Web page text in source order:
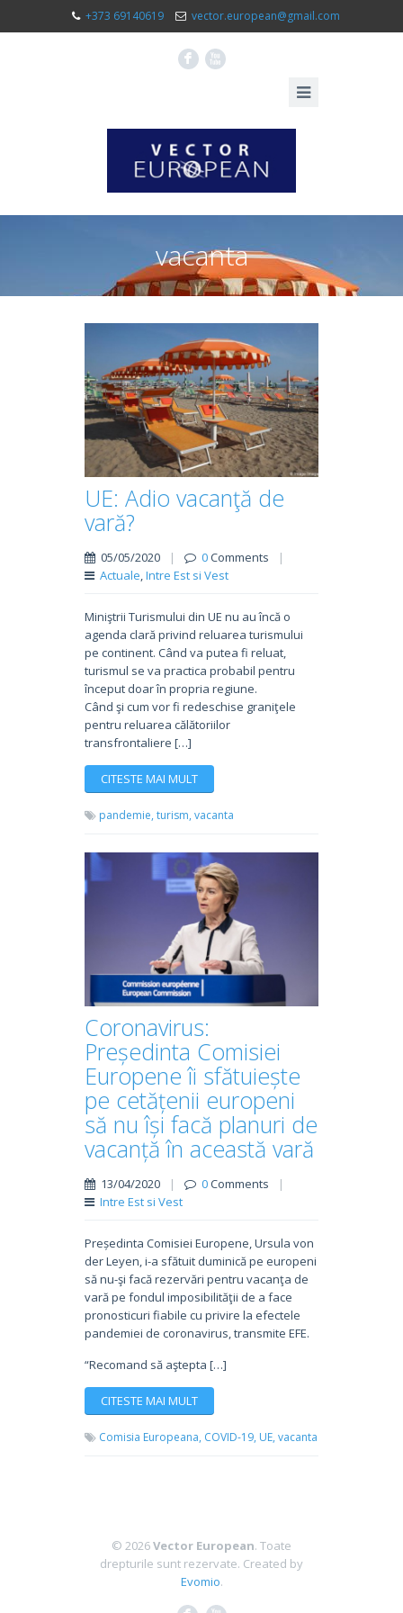
+373 69140619 vector.european@gmail.com
F X
vacanta
UE: Adio vacanţă de
vară?
05/05/2020 | 0Comments
|
Actuale,Intre Est si Vest
Miniştrii Turismului din UE nu au încă o
agenda clară privind reluarea turismului
pe continent. Când va putea fi reluat,
turismul se va practica probabil pentru
început doar în propria regiune.
Când şi cum vor fi redeschise graniţele
pentru reluarea călătoriilor
transfrontaliere […]
CITESTE MAI MULT
pandemie, turism, vacanta
Coronavirus:
Președinta Comisiei
Europene îi sfătuiește
pe cetățenii europeni
să nu își facă planuri de
vacanță în această vară
13/04/2020 | 0Comments
|
Intre Est si Vest
Președinta Comisiei Europene, Ursula von
der Leyen, i-a sfătuit duminică pe europeni
să nu-şi facă rezervări pentru vacanţa de
vară pe fondul imposibilităţii de a face
pronosticuri fiabile cu privire la efectele
pandemiei de coronavirus, transmite EFE.
“Recomand să aştepta […]
CITESTE MAI MULT
Comisia Europeana, COVID-19, UE, vacanta
© 2026Vector European. Toate
drepturile sunt rezervate. Created by
Evomio.